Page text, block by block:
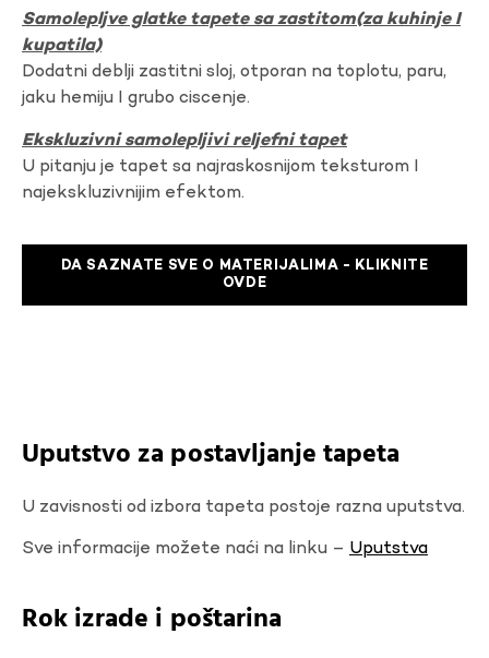
Samolepljve glatke tapete sa zastitom(za kuhinje I
kupatila)
Dodatni deblji zastitni sloj, otporan na toplotu, paru,
jaku hemiju I grubo ciscenje.
Ekskluzivni samolepljivi reljefni tapet
U pitanju je tapet sa najraskosnijom teksturom I
najekskluzivnijim efektom.
DA SAZNATE SVE O MATERIJALIMA - KLIKNITE
OVDE
Uputstvo za postavljanje tapeta
U zavisnosti od izbora tapeta postoje razna uputstva.
Sve informacije možete naći na linku – Uputstva
Rok izrade i poštarina